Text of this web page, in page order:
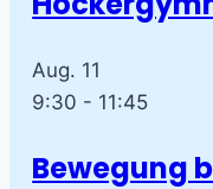
Aug. 11
9:30 - 11:45
Bewegung